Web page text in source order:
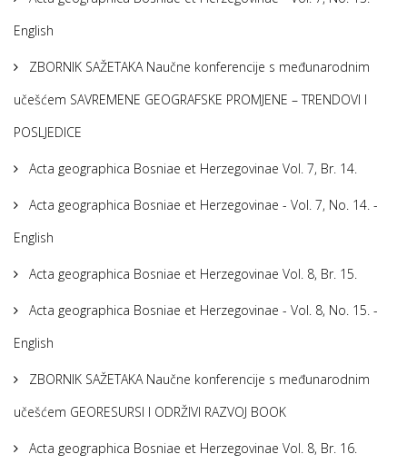
English
ZBORNIK SAŽETAKA Naučne konferencije s međunarodnim
učešćem SAVREMENE GEOGRAFSKE PROMJENE – TRENDOVI I
POSLJEDICE
Acta geographica Bosniae et Herzegovinae Vol. 7, Br. 14.
Acta geographica Bosniae et Herzegovinae - Vol. 7, No. 14. -
English
Acta geographica Bosniae et Herzegovinae Vol. 8, Br. 15.
Acta geographica Bosniae et Herzegovinae - Vol. 8, No. 15. -
English
ZBORNIK SAŽETAKA Naučne konferencije s međunarodnim
učešćem GEORESURSI I ODRŽIVI RAZVOJ BOOK
Acta geographica Bosniae et Herzegovinae Vol. 8, Br. 16.